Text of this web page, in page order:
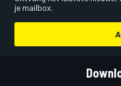
je mailbox.